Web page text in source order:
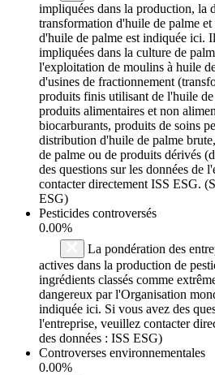
impliquées dans la production, la
transformation d'huile de palme
d'huile de palme est indiquée ici.
impliquées dans la culture de
l'exploitation de moulins à huile
d'usines de fractionnement
produits finis utilisant de l'huile
produits alimentaires et non
biocarburants, produits de soins
distribution d'huile de palme
de palme ou de produits dérivés
des questions sur les données de
contacter directement ISS ESG.
ESG)
Pesticides controversés
0.00%
La pondération des
actives dans la production de
ingrédients classés comme
dangereux par l'Organisation
indiquée ici. Si vous avez des
l'entreprise, veuillez contacter
des données : ISS ESG)
Controverses environnementales
0.00%